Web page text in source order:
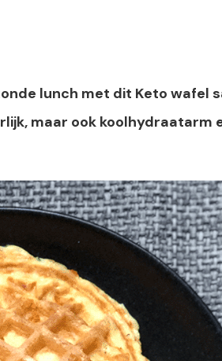
lunch met dit Keto wafel
maar ook koolhydraatarm